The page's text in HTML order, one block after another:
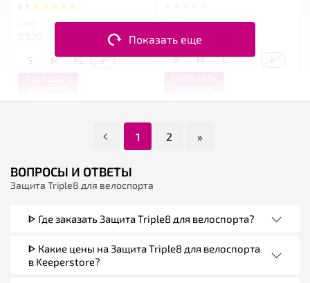
4.7
S M XL Jr
Цена:
S M L XL Jr
Показать еще
1 2 »
ВОПРОСЫ И ОТВЕТЫ
Защита Triple8 для велоспорта
ᐈ Где заказать Защита Triple8 для велоспорта?
ᐈ Какие цены на Защита Triple8 для велоспорта
в Keeperstore?